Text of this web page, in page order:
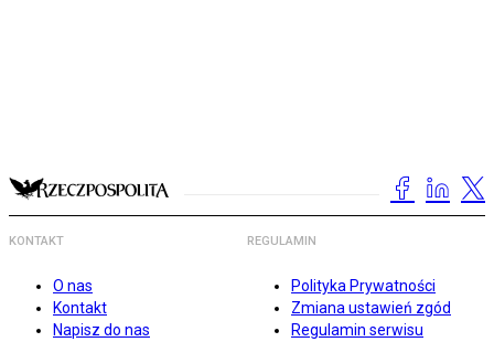
KONTAKT
O nas
Kontakt
Napisz do nas
REGULAMIN
Polityka Prywatności
Zmiana ustawień zgód
Regulamin serwisu